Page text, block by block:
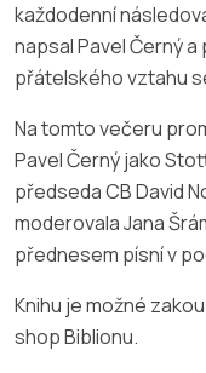
každodenní
napsal Pavel Černý
přátelského vztahu
Na tomto večeru
Pavel Černý jako
předseda CB David
moderovala Jana
přednesem písní v
Knihu je možné
shop Biblionu.